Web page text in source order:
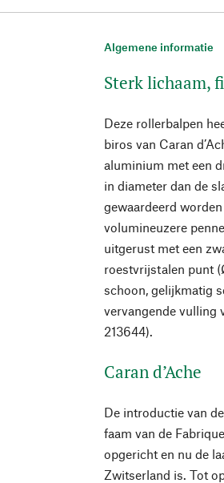
Algemene informatie
Sterk lichaam,
Deze rollerbalpen
biros van Caran
aluminium met een
in diameter dan de
gewaardeerd
volumineuzere
uitgerust met een
roestvrijstalen punt
schoon, gelijkmatig
vervangende vulling
213644).
Caran d’Ache
De introductie van
faam van de
opgericht en nu de
Zwitserland is. Tot